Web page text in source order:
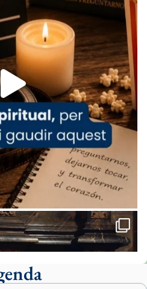
es/iglesia/news/2026-
papa-viaje-
i Semproniana ens
de Tortosa, ha
juliol la missa de Les